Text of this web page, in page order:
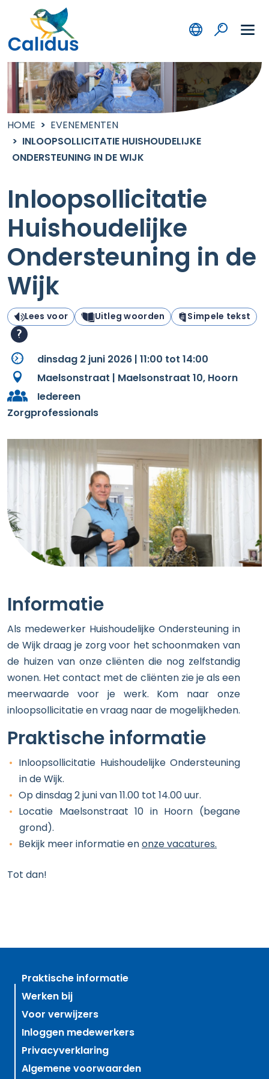
HOME
EVENEMENTEN
INLOOPSOLLICITATIE HUISHOUDELIJKE
ONDERSTEUNING IN DE WIJK
Inloopsollicitatie
Huishoudelijke
Ondersteuning in de
Wijk
Lees voor Uitleg woorden Simpele tekst
dinsdag 2 juni 2026 | 11:00 tot 14:00
Maelsonstraat | Maelsonstraat 10, Hoorn
Iedereen
Zorgprofessionals
Informatie
Als medewerker Huishoudelijke Ondersteuning in
de Wijk draag je zorg voor het schoonmaken van
de huizen van onze cliënten die nog zelfstandig
wonen. Het contact met de cliënten zie je als een
meerwaarde voor je werk. Kom naar onze
inloopsollicitatie en vraag naar de mogelijkheden.
Praktische informatie
Inloopsollicitatie Huishoudelijke Ondersteuning
in de Wijk.
Op dinsdag 2 juni van 11.00 tot 14.00 uur.
Locatie Maelsonstraat 10 in Hoorn (begane
grond).
Bekijk meer informatie en onze vacatures.
Tot dan!
Praktische informatie
Werken bij
Voor verwijzers
Inloggen medewerkers
Privacyverklaring
Algemene voorwaarden